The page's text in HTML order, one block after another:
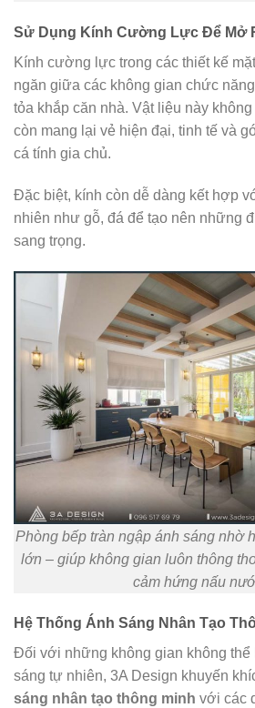
Sử Dụng Kính Cường Lực Để Mở
Kính cường lực trong các thiết kế
ngăn giữa các không gian chức
tỏa khắp căn nhà. Vật liệu này
còn mang lại vẻ hiện đại, tinh tế và
cá tính gia chủ.
Đặc biệt, kính còn dễ dàng kết hợp
nhiên như gỗ, đá để tạo nên những
sang trọng.
Phòng bếp tràn ngập ánh sáng nhờ
lớn – giúp không gian luôn thông
cảm hứng nấu
Hệ Thống Ánh Sáng Nhân Tạo
Đối với những không gian không thể
sáng tự nhiên, 3A Design khuyến
sáng nhân tạo thông minh với các